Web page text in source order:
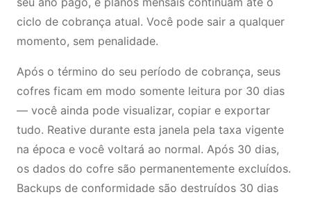
ciclo de cobrança atual. Você pode sair a qualquer
momento, sem penalidade.
Após o término do seu período de cobrança, seus
cofres ficam em modo somente leitura por 30 dias
— você ainda pode visualizar, copiar e exportar
tudo. Reative durante esta janela pela taxa vigente
na época e você voltará ao normal. Após 30 dias,
os dados do cofre são permanentemente excluídos.
Backups de conformidade são destruídos 30 dias